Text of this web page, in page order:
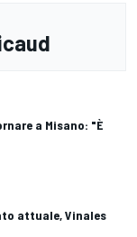
a Misano: "È
attuale, Vinales